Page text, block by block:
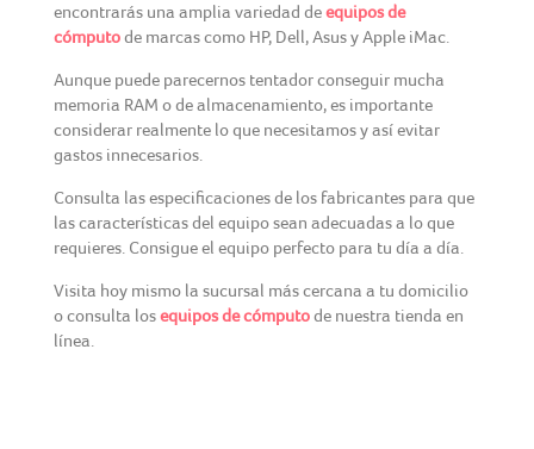
encontrarás una amplia variedad deequipos de
cómputode marcas como HP, Dell, Asus y Apple iMac.
Aunque puede parecernos tentador conseguir mucha
memoria RAM o de almacenamiento, es importante
considerar realmente lo que necesitamos y así evitar
gastos innecesarios.
Consulta las especificaciones de los fabricantes para que
las características del equipo sean adecuadas a lo que
requieres. Consigue el equipo perfecto para tu día a día.
Visita hoy mismo la sucursal más cercana a tu domicilio
o consulta losequipos de cómputode nuestra tienda en
línea.